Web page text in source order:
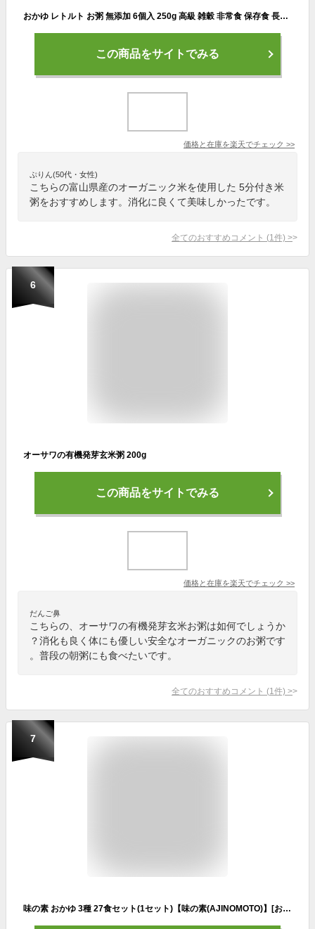
おかゆ レトルト お粥 無添加 6個入 250g 高級 雑穀 非常食 保存食 長期保存 常温保管 ダイエット食品 置き換え 満腹感 朝 夜 ファスティング 準備食 低カロリー 雑炊 惣菜 健康食品 美容 健康 業務用 送料無料
この商品をサイトでみる
価格と在庫を楽天でチェック >>
ぷりん(50代・女性)
こちらの富山県産のオーガニック米を使用した 5分付き米
粥をおすすめします。消化に良くて美味しかったです。
全てのおすすめコメント (1 件) >
6
オーサワの有機発芽玄米粥 200g
この商品をサイトでみる
価格と在庫を楽天でチェック >>
だんご鼻
こちらの、オーサワの有機発芽玄米お粥は如何でしょうか
？消化も良く体にも優しい安全なオーガニックのお粥です
。普段の朝粥にも食べたいです。
全てのおすすめコメント (1 件) >
7
味の素 おかゆ 3種 27食セット(1セット)【味の素(AJINOMOTO)】[おかゆ レトルト 保存食 非常食 防災用 まとめ買い]